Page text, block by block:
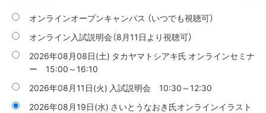
オンラインオープンキャンパス （いつでも視聴可）
オンライン入試説明会（8月11日より視聴可）
2026年08月08日(土) タカヤマトシアキ氏 オンラインセミナ
ー 15:00～16:10
2026年08月11日(火) 入試説明会 10:30～12:30
2026年08月19日(水) さいとうなおき氏オンラインイラスト